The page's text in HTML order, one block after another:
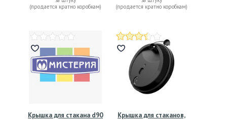
(продается кратно коробкам)
(продается кратно коробкам)
Крышка для стакана d90
Крышка для стаканов,